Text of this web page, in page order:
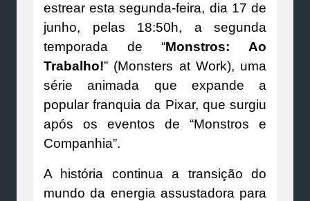
estrear esta segunda-feira, dia 17 de
junho, pelas 18:50h, a segunda
temporada de “Monstros: Ao
Trabalho!” (Monsters at Work), uma
série animada que expande a
popular franquia da Pixar, que surgiu
após os eventos de “Monstros e
Companhia”.
A história continua a transição do
mundo da energia assustadora para